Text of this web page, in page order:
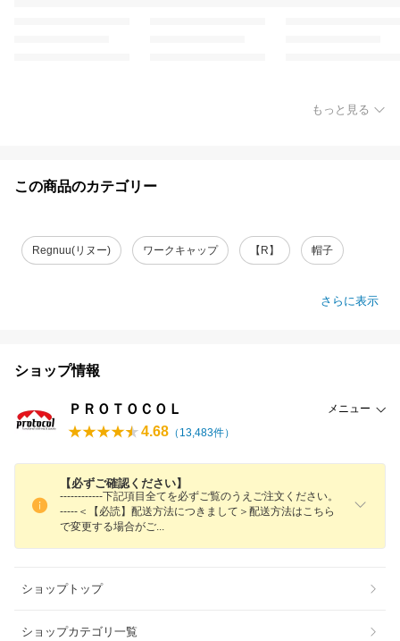
もっと見る
この商品のカテゴリー
Regnuu(リヌー) ワークキャップ 【R】 帽子
さらに表示
ショップ情報
ＰＲＯＴＯＣＯＬ メニュー
4.68 （ 13,483件）
【必ずご確認ください】
------------下記項目全てを必ずご覧のうえご注文ください。
-----＜【必読】配送方法につきまして＞配送方法はこちら
で変更する場合がご
ショップトップ
ショップカテゴリ一覧